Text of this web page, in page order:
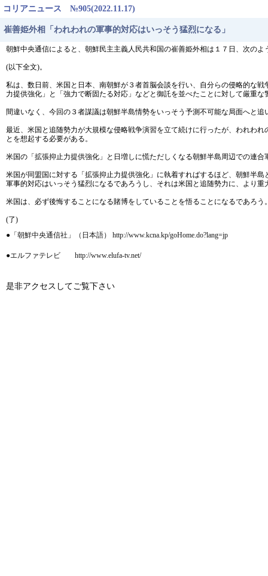
コリアニュース №905(2022.11.17)
崔善姫外相「われわれの軍事的対応はいっそう猛烈になる」
朝鮮中央通信によると、朝鮮民主主義人民共和国の崔善姫外相は１７日、次のよ
(以下全文)。
私は、数日前、米国と日本、南朝鮮が３者首脳会談を行い、自分らの侵略的な
力提供強化」と「強力で断固たる対応」などと御託を並べたことに対して厳重な
間違いなく、今回の３者謀議は朝鮮半島情勢をいっそう予測不可能な局面へと追
最近、米国と追随勢力が大規模な侵略戦争演習を立て続けに行ったが、われわ
とを想起する必要がある。
米国の「拡張抑止力提供強化」と日増しに慌ただしくなる朝鮮半島周辺での連
米国が同盟国に対する「拡張抑止力提供強化」に執着すればするほど、朝鮮半
軍事的対応はいっそう猛烈になるであろうし、それは米国と追随勢力に、より
米国は、必ず後悔することになる賭博をしていることを悟ることになるであろう
(了)
●「朝鮮中央通信社」（日本語） http://www.kcna.kp/goHome.do?lang=jp
●エルファテレビ http://www.elufa-tv.net/
是非アクセスしてご覧下さい